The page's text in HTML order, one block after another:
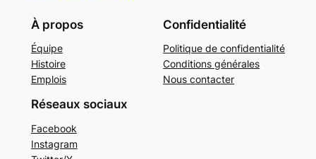
À propos
Équipe
Histoire
Emplois
Confidentialité
Politique de confidentialité
Conditions générales
Nous contacter
Réseaux sociaux
Facebook
Instagram